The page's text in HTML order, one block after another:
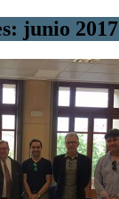
junio 2017